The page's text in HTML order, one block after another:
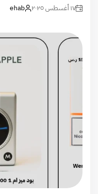
١٧ أغسطس ٢٠٢٥ ehab